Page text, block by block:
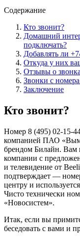
Содержание
Кто звонит?
Домашний
подключать?
Добавлять ли
Откуда у них
Отзывы о
Звонки с
Заключение
Кто звонит?
Номер 8 (495) 02-15-
компанией ПАО
брендом Билайн. Вам
компании с
и телевидение от
подтверждает —
центру и
Чисто технически
«Новосистем».
Итак, если вы
беседовать с вами и